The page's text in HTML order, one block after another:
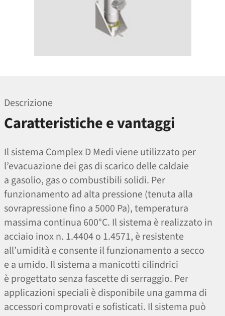
Descrizione
Caratteristiche e vantaggi
Il sistema Complex D Medi viene utilizzato per
l’evacuazione dei gas di scarico delle caldaie
a gasolio, gas o combustibili solidi. Per
funzionamento ad alta pressione (tenuta alla
sovrapressione fino a 5000 Pa), temperatura
massima continua 600°C. Il sistema è realizzato in
acciaio inox n. 1.4404 o 1.4571, è resistente
all’umidità e consente il funzionamento a secco
e a umido. Il sistema a manicotti cilindrici
è progettato senza fascette di serraggio. Per
applicazioni speciali è disponibile una gamma di
accessori comprovati e sofisticati. Il sistema può